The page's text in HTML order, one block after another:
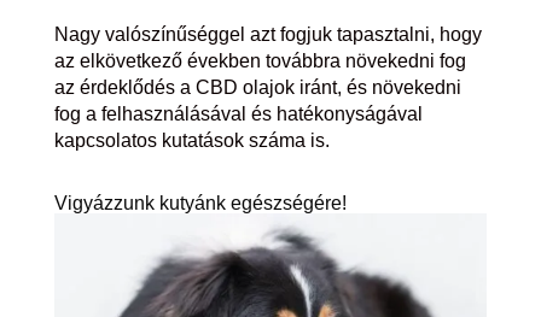
Nagy valószínűséggel azt fogjuk tapasztalni, hogy
az elkövetkező években továbbra növekedni fog
az érdeklődés a CBD olajok iránt, és növekedni
fog a felhasználásával és hatékonyságával
kapcsolatos kutatások száma is.
Vigyázzunk kutyánk egészségére!